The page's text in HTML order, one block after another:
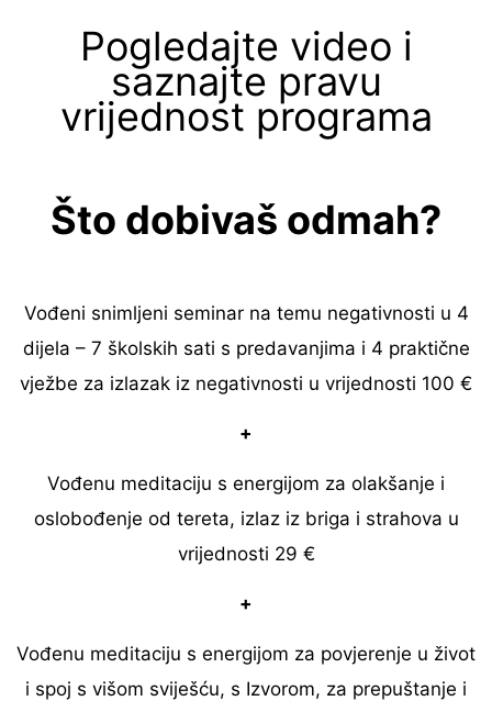
Pogledajte video i
saznajte pravu
vrijednost programa
Što dobivaš odmah?
Vođeni snimljeni seminar na temu negativnosti u 4
dijela – 7 školskih sati s predavanjima i 4 praktične
vježbe za izlazak iz negativnosti u vrijednosti 100 €
+
Vođenu meditaciju s energijom za olakšanje i
oslobođenje od tereta, izlaz iz briga i strahova u
vrijednosti 29 €
+
Vođenu meditaciju s energijom za povjerenje u život
i spoj s višom sviješću, s Izvorom, za prepuštanje i